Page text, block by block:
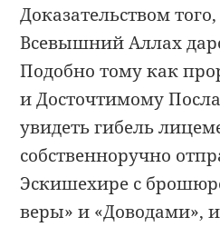
Доказательством
Всевышний Аллах
Подобно тому как
иДосточтимому
увидетьгибель
собственноручно
Эскишехире с
веры» и «Доводами»,